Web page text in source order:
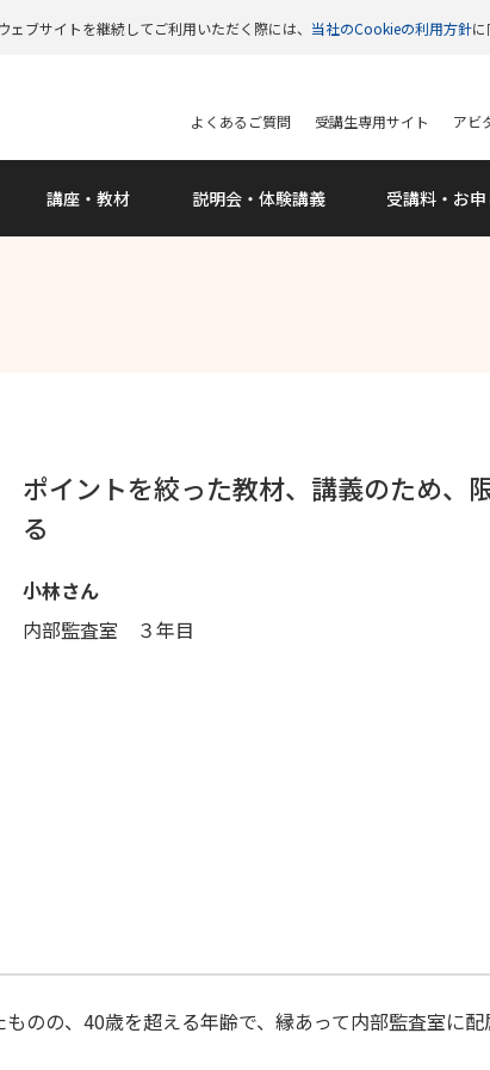
ブサイトを継続してご利用いただく際には、 当社のCookieの利用方針
講座・教材 説明会・体験講義 受講料 ・お
よくあるご質問 受講生専用サイト アビ
ポイントを絞った教材、講義のため、
る
小林さん
内部監査室 ３年目
のの、40歳を超える年齢で、縁あって内部監査室に配